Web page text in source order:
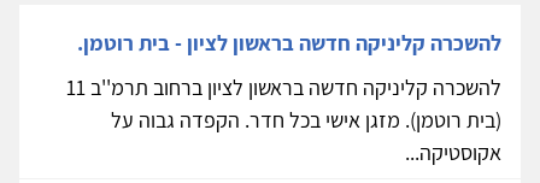
להשכרה קליניקה חדשה בראשון לציון - בית רוטמן.
להשכרה קליניקה חדשה בראשון לציון ברחוב תרמ''ב 11
(בית רוטמן). מזגן אישי בכל חדר. הקפדה גבוה על
אקוסטיקה...